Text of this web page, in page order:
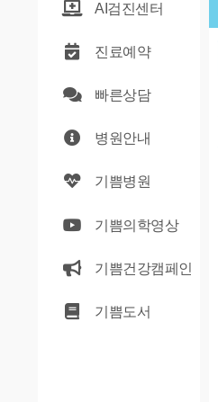
AI검진센터
진료예약
빠른상담
병원안내
기쁨병원
기쁨의학영상
기쁨건강캠페인
기쁨도서